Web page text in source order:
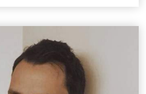
gtheod@aua.gr